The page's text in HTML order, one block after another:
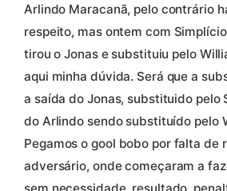
Arlindo Maracanã, pelo contrário
respeito, mas ontem com
tirou o Jonas e substituiu pelo
aqui minha dúvida. Será que a
a saída do Jonas, substituido pelo
do Arlindo sendo substituído pelo
Pegamos o gool bobo por falta de
adversário, onde começaram a